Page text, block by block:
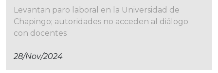
Levantan paro laboral en la Universidad de
Chapingo; autoridades no acceden al diálogo
con docentes
28/nov/2024